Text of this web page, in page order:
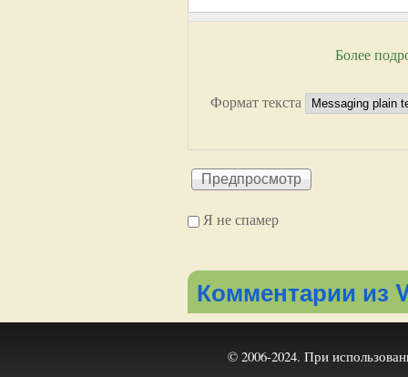
Более
Формат текста
Я не спамер
Я спамер
Комментарии из
© 2006-2024. При